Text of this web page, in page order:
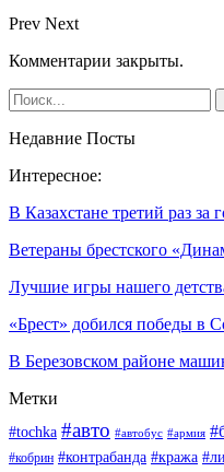
Prev Next
Комментарии закрыты.
Недавние Посты
Интересное:
В Казахстане третий раз
Ветераны брестского
Лучшие игры нашего
«Брест» добился победы в
В Березовском районе
Метки
#tochka #авто #автобус #армия
#кобрин #контрабанда #кража